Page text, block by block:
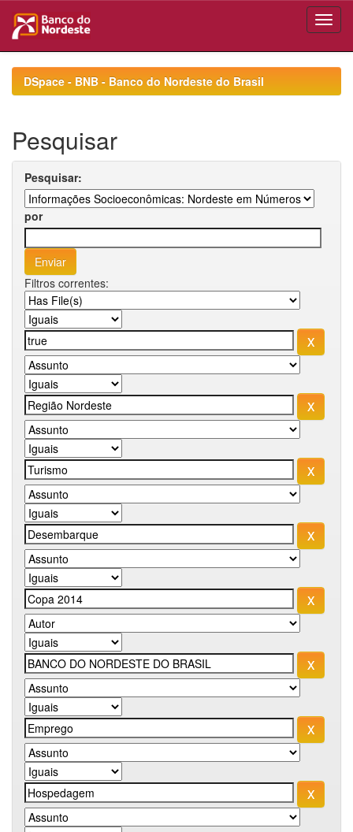
navigationDSpace - BNB - Banco do Nordeste do Brasil
Pesquisar
Pesquisar:
por
Filtros correntes: